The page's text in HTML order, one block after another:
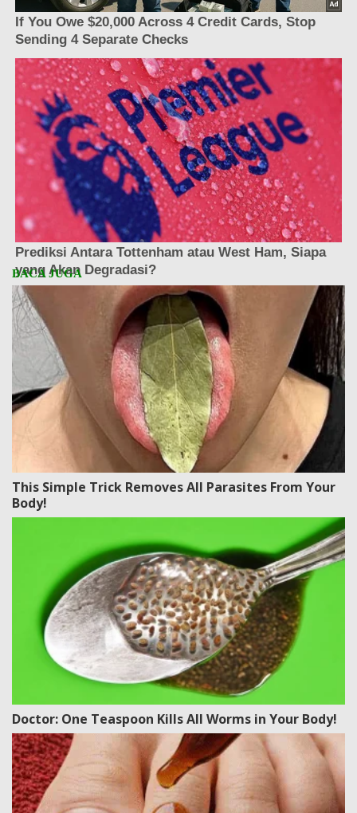
This Simple Trick Removes All Parasites From Your
Body!
Doctor: One Teaspoon Kills All Worms in Your Body!